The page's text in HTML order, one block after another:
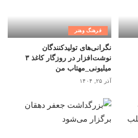
فرهنگ وهنر
نگرانی‌های تولیدکنندگان
نوشت‌افزار در روزگار کاغذ ۳
میلیونی_مهتاب من
آذر ۲۵, ۱۴۰۴